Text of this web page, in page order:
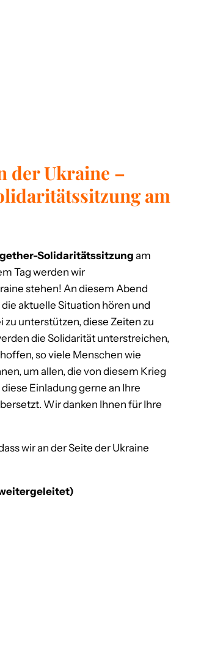
der Ukraine –
am
Solidaritätssitzungam
Tag werden wir
stehen! An diesem Abend
aktuelle Situation hören und
zu unterstützen, diese Zeiten zu
die Solidarität unterstreichen,
so viele Menschen wie
um allen, die von diesem Krieg
Einladung gerne an Ihre
Wir danken Ihnen für Ihre
wir an der Seite der Ukraine